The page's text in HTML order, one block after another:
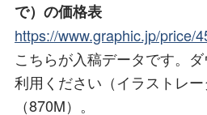
で）の価格表
https://www.graphic.jp/price/
こちらが入稿データです。
利用ください（イラストレ
（870M）。